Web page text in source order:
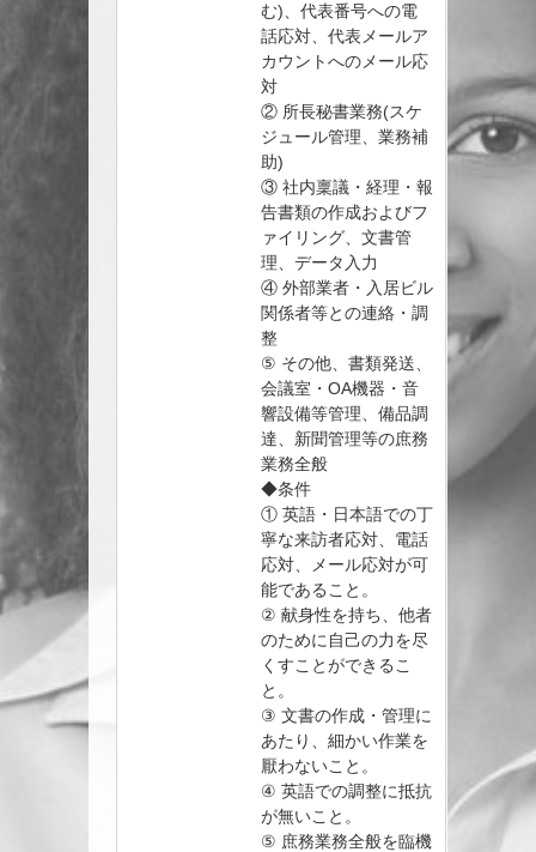
む)、代表番号への電
話応対、代表メールア
カウントへのメール応
対
② 所長秘書業務(スケ
ジュール管理、業務補
助)
③ 社内稟議・経理・報
告書類の作成およびフ
ァイリング、文書管
理、データ入力
④ 外部業者・入居ビル
関係者等との連絡・調
整
⑤ その他、書類発送、
会議室・OA機器・音
響設備等管理、備品調
達、新聞管理等の庶務
業務全般
◆条件
① 英語・日本語での丁
寧な来訪者応対、電話
応対、メール応対が可
能であること。
② 献身性を持ち、他者
のために自己の力を尽
くすことができるこ
と。
③ 文書の作成・管理に
あたり、細かい作業を
厭わないこと。
④ 英語での調整に抵抗
が無いこと。
⑤ 庶務業務全般を臨機